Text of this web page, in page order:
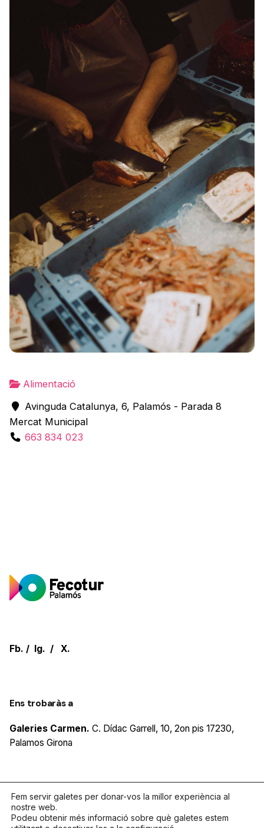
Alimentació
Avinguda Catalunya, 6, Palamós - Parada 8
Mercat Municipal
663 834 023
Fb. / Ig. / X.
Ens trobaràs a
Galeries Carmen. C. Dídac Garrell, 10, 2on pis 17230,
Palamos Girona
Parlem?
Telèfon972.319.533
Fem servir galetes per donar-vos la millor experiència al
nostre web.
Podeu obtenir més informació sobre què galetes estem